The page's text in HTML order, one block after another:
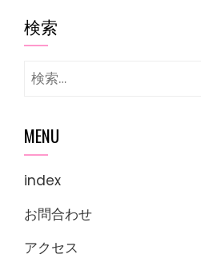
検索
検
MENU
index
お問合わせ
アクセス